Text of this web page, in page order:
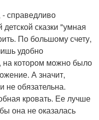
справедливо
сказки "умная
По большому счету,
удобно
на котором можно было
А значит,
не обязательна.
кровать. Ее лучше
она не оказалась